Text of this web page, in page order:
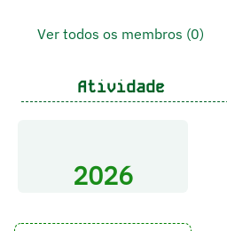
Ver todos os membros (0)
Atividade
2026